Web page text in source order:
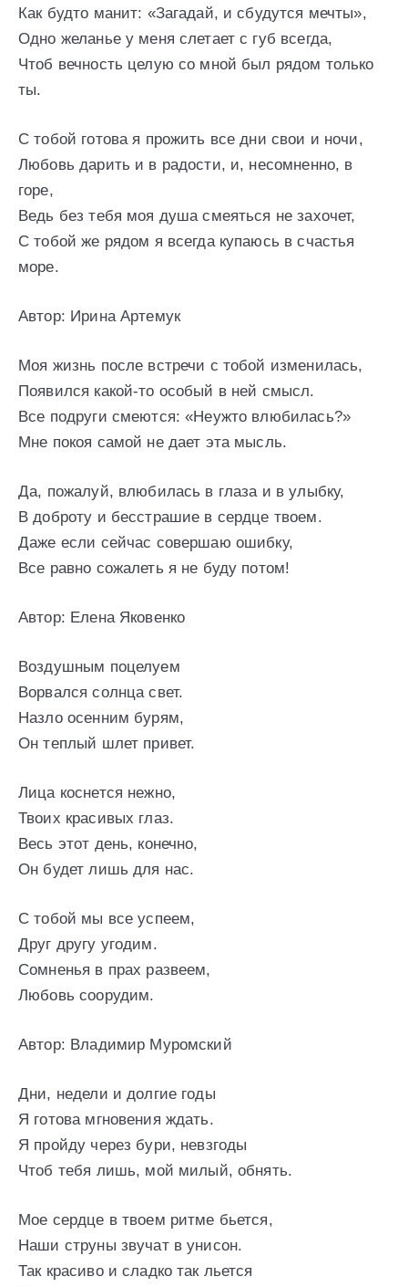
Как будто манит: «Загадай, и сбудутся мечты»,
Одно желанье у меня слетает с губ всегда,
Чтоб вечность целую со мной был рядом только
ты.
С тобой готова я прожить все дни свои и ночи,
Любовь дарить и в радости, и, несомненно, в
горе,
Ведь без тебя моя душа смеяться не захочет,
С тобой же рядом я всегда купаюсь в счастья
море.
Автор: Ирина Артемук
Моя жизнь после встречи с тобой изменилась,
Появился какой-то особый в ней смысл.
Все подруги смеются: «Неужто влюбилась?»
Мне покоя самой не дает эта мысль.
Да, пожалуй, влюбилась в глаза и в улыбку,
В доброту и бесстрашие в сердце твоем.
Даже если сейчас совершаю ошибку,
Все равно сожалеть я не буду потом!
Автор: Елена Яковенко
Воздушным поцелуем
Ворвался солнца свет.
Назло осенним бурям,
Он теплый шлет привет.
Лица коснется нежно,
Твоих красивых глаз.
Весь этот день, конечно,
Он будет лишь для нас.
С тобой мы все успеем,
Друг другу угодим.
Сомненья в прах развеем,
Любовь соорудим.
Автор: Владимир Муромский
Дни, недели и долгие годы
Я готова мгновения ждать.
Я пройду через бури, невзгоды
Чтоб тебя лишь, мой милый, обнять.
Мое сердце в твоем ритме бьется,
Наши струны звучат в унисон.
Так красиво и сладко так льется